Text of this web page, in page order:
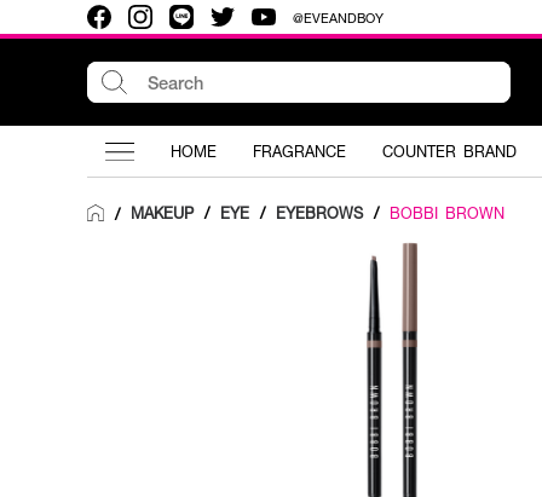
@EVEANDBOY
HOME FRAGRANCE COUNTER BRAND
/ MAKEUP / EYE / EYEBROWS / BOBBI BROWN